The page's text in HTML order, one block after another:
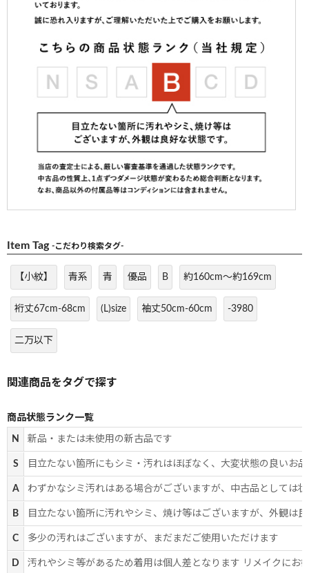
Item Tag -こだわり検索タグ-
【小紋】 青系 青 優品 B 約160cm～約169cm
裄丈67cm-68cm (L)size 袖丈50cm-60cm -3980
二万以下
商品状態ランク一覧
N 新品・または未使用の新古品です
S 目立たない箇所にもシミ・汚れはほぼなく、大変状態の良いお
A わずかなシミ汚れはある場合がございますが、中古品としては
B 目立たない箇所に汚れやシミ、焼け等はございますが、外観は
C 多少の汚れはございますが、まだまだご使用いただけます
D 汚れやシミ等があるため着用は個人差となります リメイクにお